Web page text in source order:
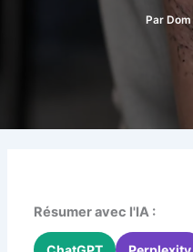
Par Dom
Résumer avec l'IA :